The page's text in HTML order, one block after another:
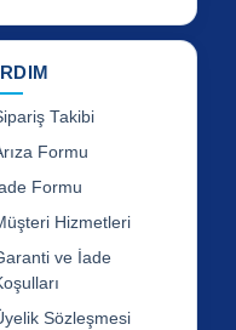
Takibi
Formu
Formu
Hizmetleri
ve İade
Sözleşmesi